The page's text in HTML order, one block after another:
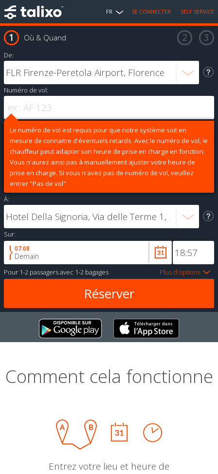
FR SE CONNECTER SELF SERVICE
Où & Quand
De:
Numéro de vol:
Le numéro de vol est requis pour que notre système soit en
mesure de connaitre d'éventuels retards. Avec le numéro de vol, le
chauffeur peut adapter son heure de prise en charge en fonction.
Vous n'aurez ainsi pas à manuellement ajuster votre heure de
prise en charge. Si vous n'avez pas de numéro de vol, veuillez
entrer "Pas de vol"
À:
Sur:
07.08
Demain
Pour 1-2 passagersavec 1-2 bagages Plus d'options
Comment cela fonctionne
Entrez votre lieu et heure de